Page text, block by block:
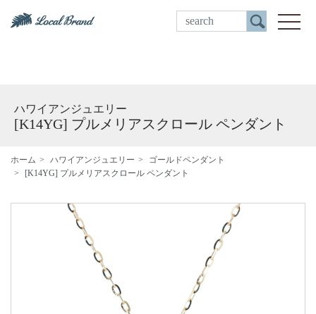
ご来店予約
ハワイアンジュエリー
[K14YG] プルメリアスクロール ペンダント
ホーム ハワイアンジュエリー
ゴールドペンダント
[K14YG] プルメリアスクロール ペンダント